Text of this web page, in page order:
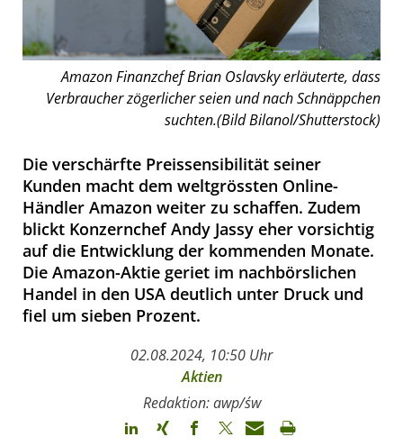
Amazon Finanzchef Brian Oslavsky erläuterte, dass
Verbraucher zögerlicher seien und nach Schnäppchen
suchten.(Bild Bilanol/Shutterstock)
Die verschärfte Preissensibilität seiner
Kunden macht dem weltgrössten Online-
Händler Amazon weiter zu schaffen. Zudem
blickt Konzernchef Andy Jassy eher vorsichtig
auf die Entwicklung der kommenden Monate.
Die Amazon-Aktie geriet im nachbörslichen
Handel in den USA deutlich unter Druck und
fiel um sieben Prozent.
02.08.2024, 10:50 Uhr
Aktien
Redaktion: awp/św